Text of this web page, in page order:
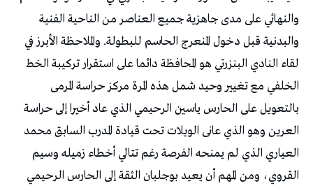
والنهائي على مدى جاهزية جميع العناصر من الناحية الفنية
والبدنية قبل دخول المنعرج الحاسم للبطولة. والملاحظة الأبرز في
لقاء النادي البنزرتي هو المحافظة دائما على استقرار تركيبة الخط
الخلفي مع تغيير وحيد شمل هذه المرة مركز حراسة المرمى
بالتعويل على الحارس ياسين الرحيمي الذي عاد أخيرا إلى حراسة
العرين وهو الذي عانى الويلات تحت قيادة المدرب السابق محمد
العياري الذي لم يمنحه الفرصة رغم تتالي أخطاء زميله وسيم
القروي، ومن المهم أن يعيد بوجلبان الثقة إلى الحارس الرحيمي